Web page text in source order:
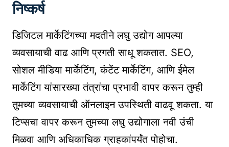
निष्कर्ष
डिजिटल मार्केटिंगच्या मदतीने लघु उद्योग आपल्या
व्यवसायाची वाढ आणि प्रगती साधू शकतात. SEO,
सोशल मीडिया मार्केटिंग, कंटेंट मार्केटिंग, आणि ईमेल
मार्केटिंग यांसारख्या तंत्रांचा प्रभावी वापर करून तुम्ही
तुमच्या व्यवसायाची ऑनलाइन उपस्थिती वाढवू शकता. या
टिप्सचा वापर करून तुमच्या लघु उद्योगाला नवी उंची
मिळवा आणि अधिकाधिक ग्राहकांपर्यंत पोहोचा.